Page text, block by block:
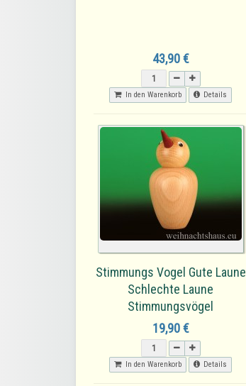
43,90 €
In den Warenkorb Details
Stimmungs Vogel Gute Laune
Schlechte Laune
Stimmungsvögel
19,90 €
In den Warenkorb Details